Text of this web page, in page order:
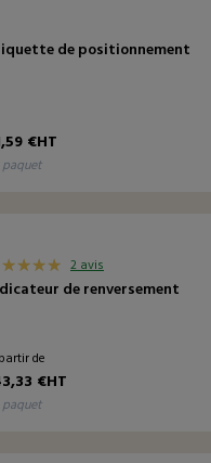
de positionnement
€HT
paquet
2 avis
de renversement
de
€HT
paquet